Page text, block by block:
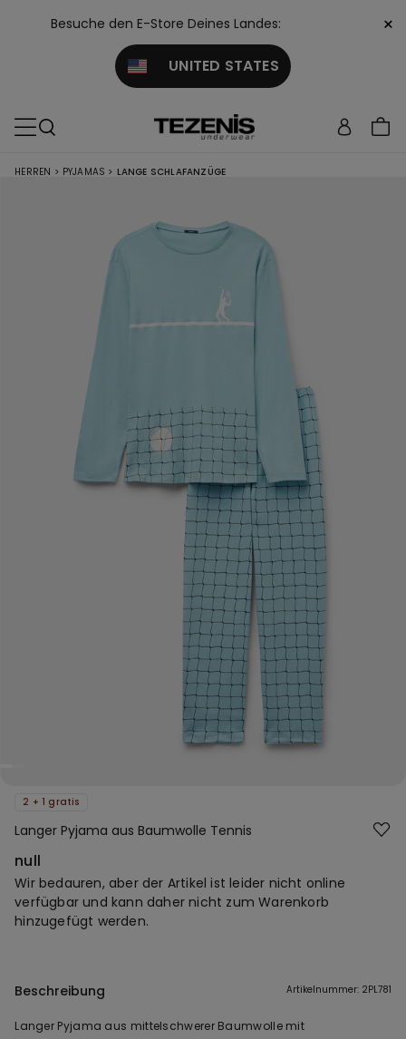
Besuche den E-Store Deines Landes:
UNITED STATES
×
HERREN > PYJAMAS > LANGE SCHLAFANZÜGE
2 + 1 gratis
Langer Pyjama aus Baumwolle Tennis
null
Wir bedauren, aber der Artikel ist leider nicht online
verfügbar und kann daher nicht zum Warenkorb
hinzugefügt werden.
Beschreibung Artikelnummer: 2PL781
Langer Pyjama aus mittelschwerer Baumwolle mit